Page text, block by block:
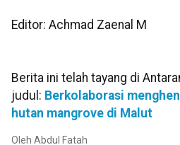
Editor: Achmad Zaenal M
Berita ini telah tayang di
judul: Berkolaborasi
hutan mangrove di Malut
Oleh Abdul Fatah